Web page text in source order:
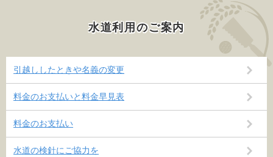
水道利用のご案内
引越ししたときや名義の変更
料金のお支払いと料金早見表
料金のお支払い
水道の検針にご協力を